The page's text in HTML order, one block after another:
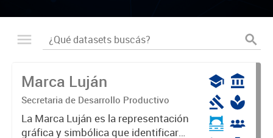
Marca Luján
Secretaria de Desarrollo Productivo
La Marca Luján es la representación
gráfica y simbólica que identificará